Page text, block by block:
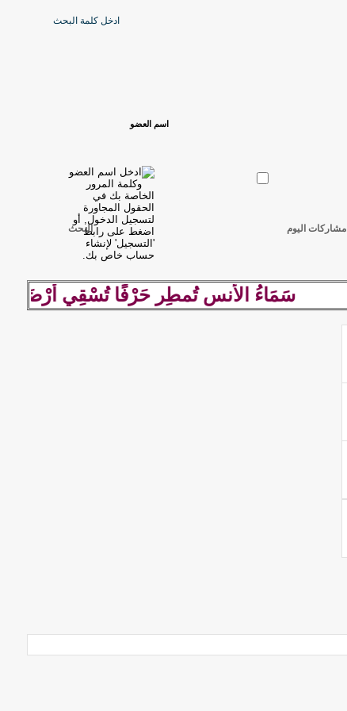
مشاركات اليوم البحث
سَمَاءُ الأُنسِ تُمطِر حَرْفًا تُسْقِي أرْضَهَا